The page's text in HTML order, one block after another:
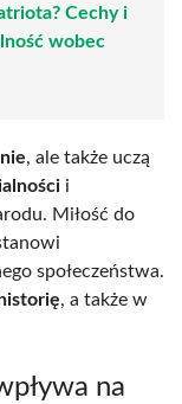
Cechy i
wobec
, ale także uczą
i
Miłość do
społeczeństwa.
, a także w
na